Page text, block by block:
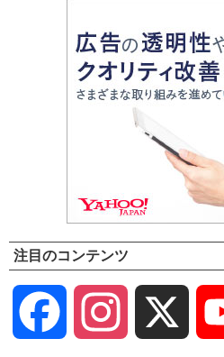
注目のコンテンツ
Facebook Instagram